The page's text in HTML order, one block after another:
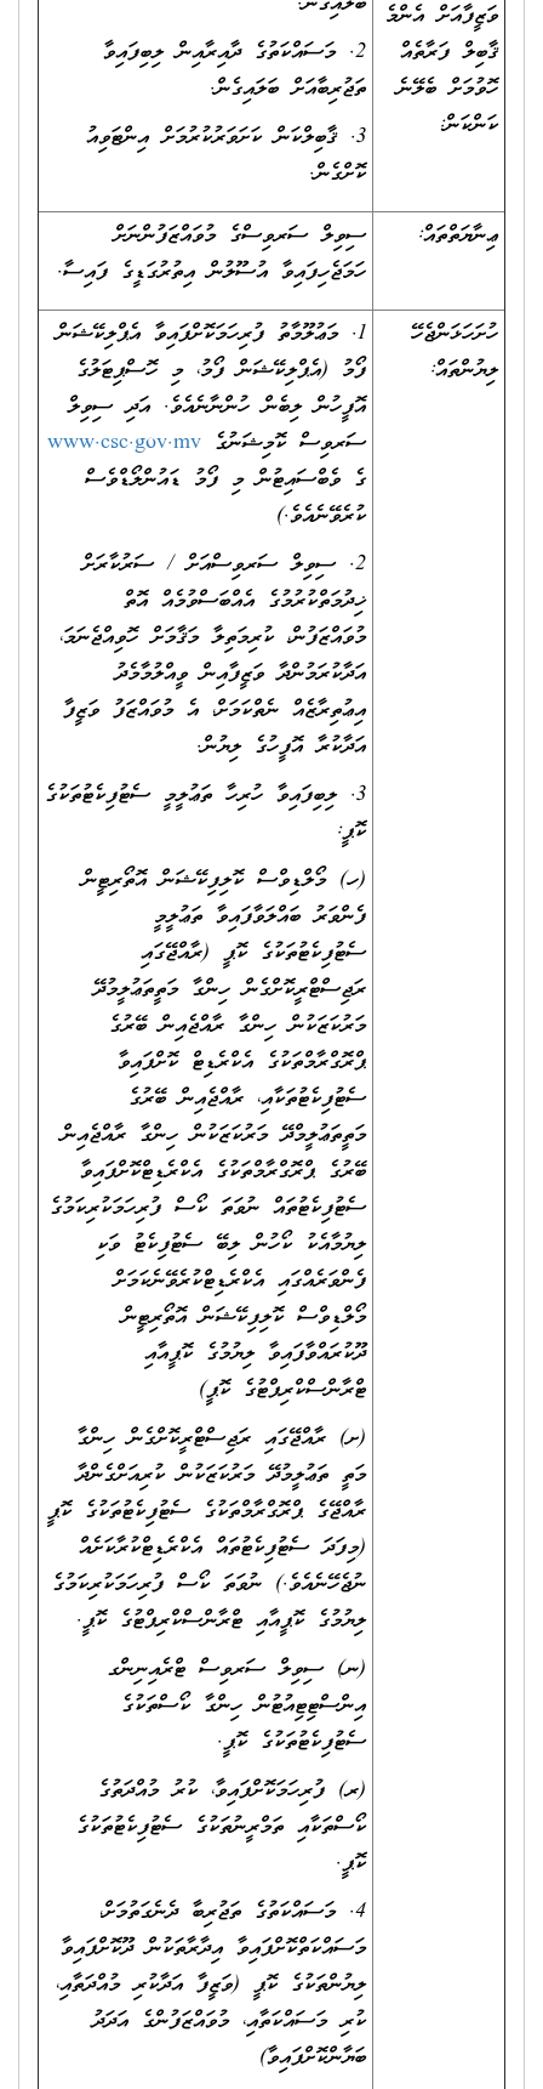
ވަޒީފާއަށް އެންމެ
ޤާބިލް ފަރާތެއް
ހޮވުމަށް ބެލޭނެ
ކަންކަން:
2. މަސައްކަތުގެ ދާއިރާއިން ލިބިފައިވާ
ތަޖުރިބާއަށް ބަލައިގެން.
3. ޤާބިލްކަން ކަށަވަރުކުރުމަށް އިންޓަވިއު
ކޮށްގެން.
ޢިނާޔަތްތައް:
ސިވިލް ސަރވިސްގެ މުވައްޒަފުންނަށް
ހަމަޖެހިފައިވާ އުސޫލުން އިތުރުގަޑީގެ ފައިސާ.
ހުށަހަޅަންޖެހޭ
ލިޔުންތައް:
1. މަޢުލޫމާތު ފުރިހަމަކޮށްފައިވާ އެޕްލިކޭޝަން
ފޯމު (އެޕްލިކޭޝަން ފޯމު، މި ހޮސްޕިޓަލުގެ
އޮފީހުން ލިބެން ހުންނާނެއެވެ. އަދި ސިވިލް
ސަރވިސް ކޮމިޝަނުގެ www.csc.gov.mv
ގެ ވެބްސައިޓުން މި ފޯމު ޑައުންލޯޑްވެސް
ކުރެވޭނެއެވެ.)
2. ސިވިލް ސަރވިސްއަށް / ސަރުކާރަށް
ޚިދުމަތްކުރުމުގެ އެއްބަސްވުމެއް އޮތް
މުވައްޒަފުން، ކުރިމަތިލާ މަޤާމަށް ހޮވިއްޖެނަމަ،
އަދާކުރަމުންދާ ވަޒީފާއިން ވީއްލުމާމެދު
އިޢުތިރާޒެއް ނެތްކަމަށް، އެ މުވައްޒަފު ވަޒީފާ
އަދާކުރާ އޮފީހުގެ ލިޔުން.
3. ލިބިފައިވާ ހުރިހާ ތަޢުލީމީ ސެޓުފިކެޓުތަކުގެ
ކޮޕީ:
(ހ) މޯލްޑިވްސް ކޮލިފިކޭޝަން އޮތޯރިޓީން
ފެންވަރު ބައްލަވާފައިވާ ތަޢުލީމީ
ސެޓުފިކެޓުތަކުގެ ކޮޕީ (ރާއްޖޭގައި
ރަޖިސްޓްރީކޮށްގެން ހިންގާ މަތީތަޢުލީމުދޭ
މަރުކަޒަކުން ހިންގާ ރާއްޖެއިން ބޭރުގެ
ޕްރޮގްރާމްތަކުގެ އެކްރެޑިޓް ކޮށްފައިވާ
ސެޓުފިކެޓުތަކާއި، ރާއްޖެއިން ބޭރުގެ
މަތީތަޢުލީމްދޭ މަރުކަޒަކުން ހިންގާ ރާއްޖެއިން
ބޭރުގެ ޕްރޮގްރާމްތަކުގެ އެކްރެޑިޓްކޮށްފައިވާ
ސެޓުފިކެޓުތައް ނުވަތަ ކޯސް ފުރިހަމަކުރިކަމުގެ
ލިޔުމާއެކު ކޯހުން ލިބޭ ސެޓުފިކެޓު ވަކި
ފެންވަރެއްގައި އެކްރެޑިޓްކުރެވޭނެކަމަށް
މޯލްޑިވްސް ކޮލިފިކޭޝަން އޮތޯރިޓީން
ދޫކުރައްވާފައިވާ ލިޔުމުގެ ކޮޕީއާއި
ޓްރާންސްކްރިޕްޓުގެ ކޮޕީ)
(ށ) ރާއްޖޭގައި ރަޖިސްޓްރީކޮށްގެން ހިންގާ
މަތީ ތަޢުލީމުދޭ މަރުކަޒަކުން ކުރިއަށްގެންދާ
ރާއްޖޭގެ ޕްރޮގްރާމްތަކުގެ ސެޓުފިކެޓުތަކުގެ ކޮޕީ
(މިފަދަ ސެޓުފިކެޓުތައް އެކްރެޑިޓްކުރާކަށެއް
ނުޖެހޭނެއެވެ.) ނުވަތަ ކޯސް ފުރިހަމަކުރިކަމުގެ
ލިޔުމުގެ ކޮޕީއާއި ޓްރާންސްކްރިޕްޓުގެ ކޮޕީ.
(ނ) ސިވިލް ސަރވިސް ޓްރެއިނިންގ
އިންސްޓިޓިއުޓުން ހިންގާ ކޯސްތަކުގެ
ސެޓުފިކެޓުތަކުގެ ކޮޕީ.
(ރ) ފުރިހަމަކޮށްފައިވާ، ކުރު މުއްދަތުގެ
ކޯސްތަކާއި ތަމްރީނުތަކުގެ ސެޓުފިކެޓުތަކުގެ
ކޮޕީ.
4. މަސައްކަތުގެ ތަޖުރިބާ ދެނެގަތުމަށް،
މަސައްކަތްކޮށްފައިވާ އިދާރާތަކުން ދޫކޮށްފައިވާ
ލިޔުންތަކުގެ ކޮޕީ (ވަޒީފާ އަދާކުރި މުއްދަތާއި،
ކުރި މަސައްކަތާއި، މުވައްޒަފުންގެ އަދަދު
ބަޔާންކޮށްފައިވާ)